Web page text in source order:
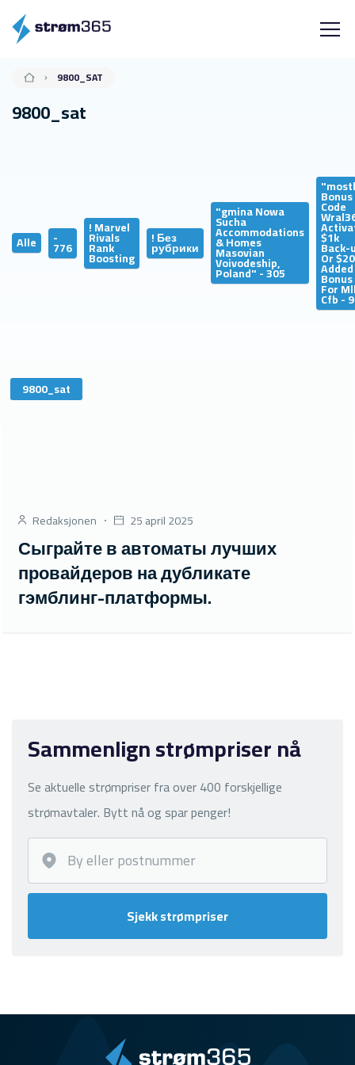
9800_SAT
9800_sat
Alle -776
! Marvel
Rivals
Rank
Boosting
! Без
рубрики
"gmina Nowa
Sucha
Accommodations
& Homes
Masovian
Voivodeship,
Poland" - 305
Bonus
Code
$1k
Back-
Or
Added
Bonus
For
Cfb -
9800_sat
Redaksjonen 25 april 2025
Сыграйте в автоматы лучших
провайдеров на дубликате
гэмблинг-платформы.
Sammenlign strømpriser nå
Se aktuelle strømpriser fra over 400 forskjellige
strømavtaler. Bytt nå og spar penger!
Sjekk strømpriser